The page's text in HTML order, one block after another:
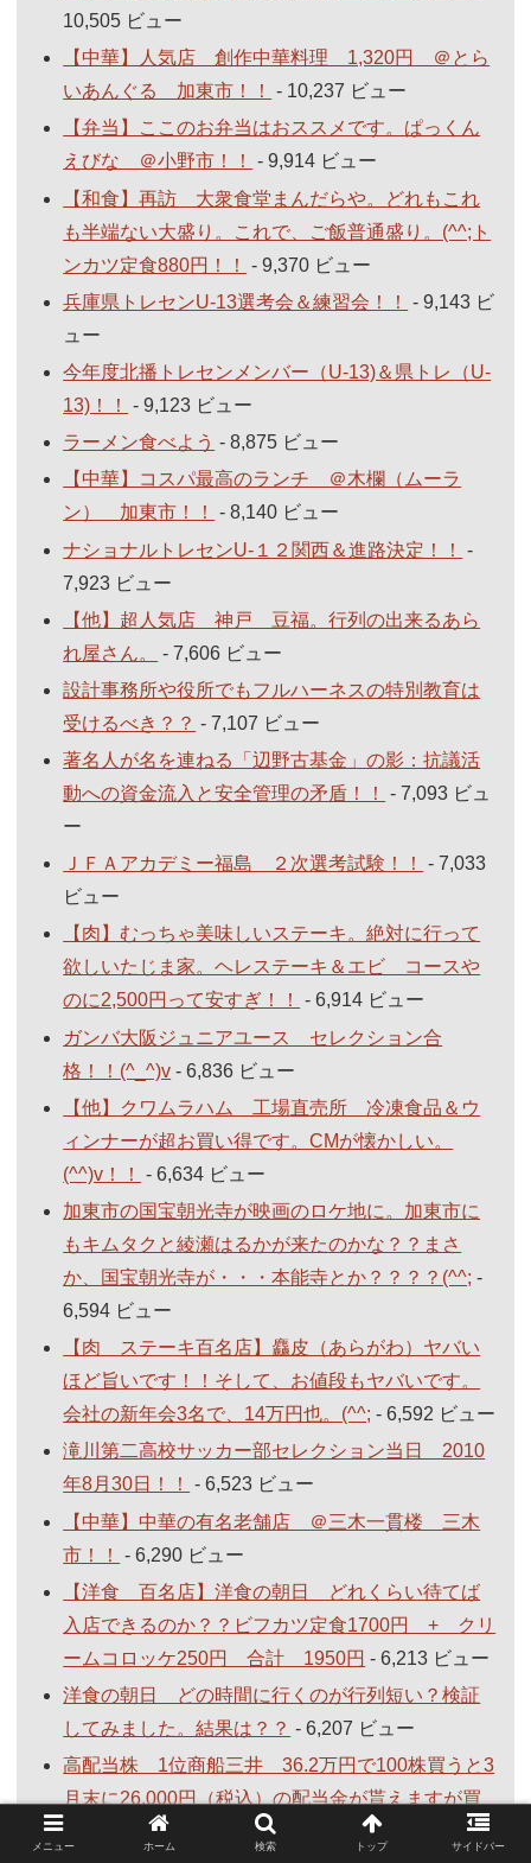
10,505 ビュー
【中華】人気店 創作中華料理 1,320円 ＠とら
いあんぐる 加東市！！
- 10,237 ビュー
【弁当】ここのお弁当はおススメです。ぱっくん
えびな ＠小野市！！
- 9,914 ビュー
【和食】再訪 大衆食堂まんだらや。どれもこれ
も半端ない大盛り。これで、ご飯普通盛り。(^^;ト
ンカツ定食880円！！
- 9,370 ビュー
兵庫県トレセンU-13選考会＆練習会！！
- 9,143 ビ
ュー
今年度北播トレセンメンバー（U-13)＆県トレ（U-
13)！！
- 9,123 ビュー
ラーメン食べよう - 8,875 ビュー
【中華】コスパ最高のランチ ＠木欄（ムーラ
ン） 加東市！！
- 8,140 ビュー
ナショナルトレセンU-１２関西＆進路決定！！
-
7,923 ビュー
【他】超人気店 神戸 豆福。行列の出来るあら
れ屋さん。
- 7,606 ビュー
設計事務所や役所でもフルハーネスの特別教育は
受けるべき？？ - 7,107 ビュー
著名人が名を連ねる「辺野古基金」の影：抗議活
動への資金流入と安全管理の矛盾！！
- 7,093 ビュ
ー
ＪＦＡアカデミー福島 ２次選考試験！！
- 7,033
ビュー
【肉】むっちゃ美味しいステーキ。絶対に行って
欲しいたじま家。ヘレステーキ＆エビ コースや
のに2,500円って安すぎ！！
- 6,914 ビュー
ガンバ大阪ジュニアユース セレクション合
格！！(^_^)v - 6,836 ビュー
【他】クワムラハム 工場直売所 冷凍食品＆ウ
ィンナーが超お買い得です。CMが懐かしい。
(^^)v！！
- 6,634 ビュー
加東市の国宝朝光寺が映画のロケ地に。加東市に
もキムタクと綾瀬はるかが来たのかな？？まさ
か、国宝朝光寺が・・・本能寺とか？？？？(^^; -
6,594 ビュー
【肉 ステーキ百名店】麤皮（あらがわ）ヤバい
ほど旨いです！！そして、お値段もヤバいです。
会社の新年会3名で、14万円也。(^^; - 6,592 ビュー
滝川第二高校サッカー部セレクション当日 2010
年8月30日！！
- 6,523 ビュー
【中華】中華の有名老舗店 ＠三木一貫楼 三木
市！！
- 6,290 ビュー
【洋食 百名店】洋食の朝日 どれくらい待てば
入店できるのか？？ビフカツ定食1700円 + クリ
ームコロッケ250円 合計 1950円 - 6,213 ビュー
洋食の朝日 どの時間に行くのが行列短い？検証
してみました。結果は？？ - 6,207 ビュー
高配当株 1位商船三井 36.2万円で100株買うと3
月末に26,000円（税込）の配当金が貰えますが買
いますか？？(^^;
- 6,143 ビュー
メニュー ホーム 検索 トップ サイドバー